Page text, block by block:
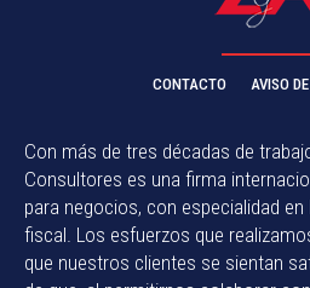
CONTACTO AVISO
Con más de tres décadas de
Consultores es una firma
para negocios, con especialidad
fiscal. Los esfuerzos que
que nuestros clientes se sientan